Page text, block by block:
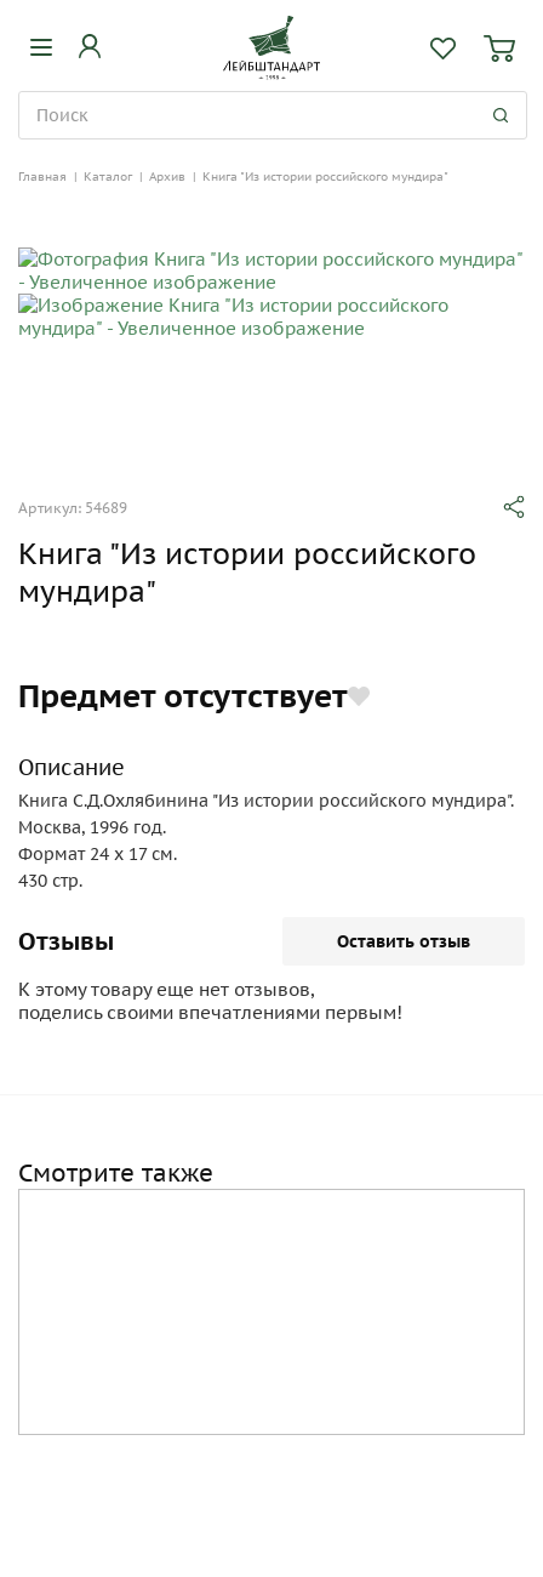
Главная | Каталог | Архив | Книга "Из истории российского мундира"
Артикул: 54689
Книга "Из истории российского
мундира"
Предмет отсутствует
Описание
Книга С.Д.Охлябинина "Из истории российского мундира".
Москва, 1996 год.
Формат 24 х 17 см.
430 стр.
Отзывы Оставить отзыв
К этому товару еще нет отзывов,
поделись своими впечатлениями первым!
Смотрите также